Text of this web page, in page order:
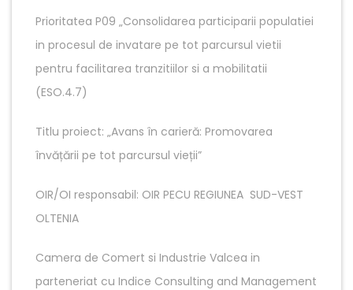
Prioritatea P09 „Consolidarea participarii populatiei
in procesul de invatare pe tot parcursul vietii
pentru facilitarea tranzitiilor si a mobilitatii
(ESO.4.7)
Titlu proiect: „Avans în carieră: Promovarea
învățării pe tot parcursul vieții”
OIR/OI responsabil: OIR PECU REGIUNEA SUD-VEST
OLTENIA
Camera de Comert si Industrie Valcea in
parteneriat cu Indice Consulting and Management